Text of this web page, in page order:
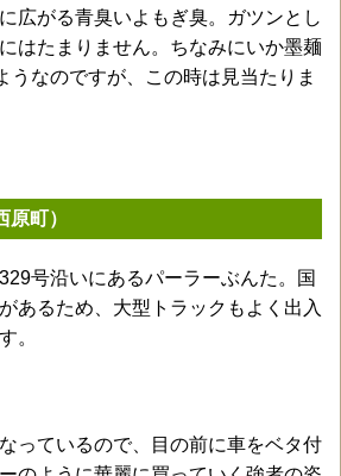
広がる青臭いよもぎ臭。ガツンとし
はたまりません。ちなみにいか墨麺
うなのですが、この時は見当たりま
町）
号沿いにあるパーラーぶんた。国
あるため、大型トラックもよく出入
。
っているので、目の前に車をベタ付